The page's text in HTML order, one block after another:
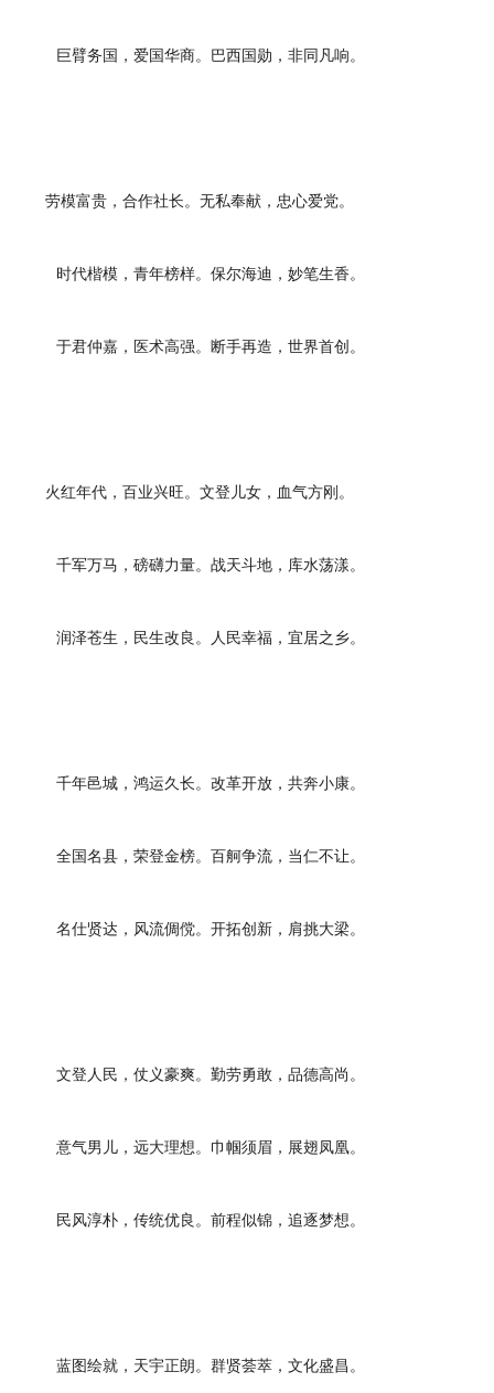
巨臂务国，爱国华商。巴西国勋，非同凡响。
劳模富贵，合作社长。无私奉献，忠心爱党。
时代楷模，青年榜样。保尔海迪，妙笔生香。
于君仲嘉，医术高强。断手再造，世界首创。
火红年代，百业兴旺。文登儿女，血气方刚。
千军万马，磅礴力量。战天斗地，库水荡漾。
润泽苍生，民生改良。人民幸福，宜居之乡。
千年邑城，鸿运久长。改革开放，共奔小康。
全国名县，荣登金榜。百舸争流，当仁不让。
名仕贤达，风流倜傥。开拓创新，肩挑大梁。
文登人民，仗义豪爽。勤劳勇敢，品德高尚。
意气男儿，远大理想。巾帼须眉，展翅凤凰。
民风淳朴，传统优良。前程似锦，追逐梦想。
蓝图绘就，天宇正朗。群贤荟萃，文化盛昌。